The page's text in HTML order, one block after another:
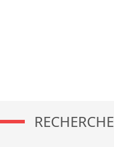
RECHERCHE